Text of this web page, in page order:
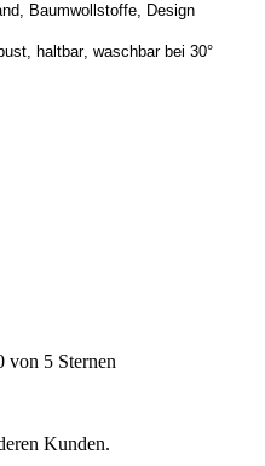
, Baumwollstoffe, Design
haltbar, waschbar bei 30°
von 5 Sternen
Kunden.